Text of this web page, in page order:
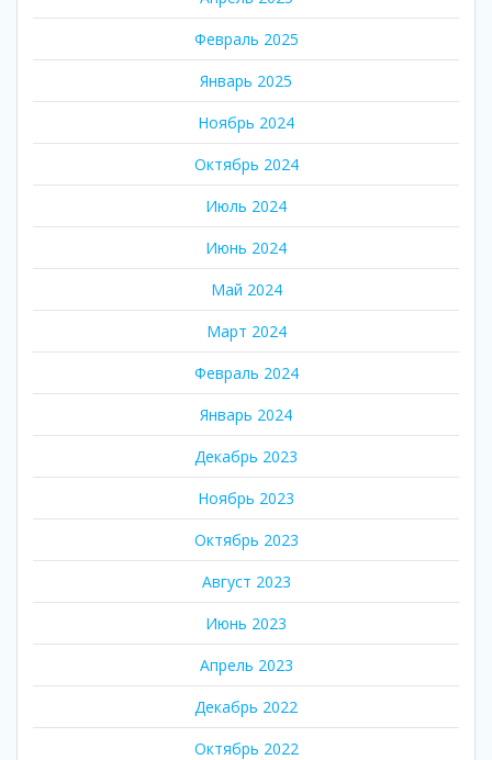
Февраль 2025
Январь 2025
Ноябрь 2024
Октябрь 2024
Июль 2024
Июнь 2024
Май 2024
Март 2024
Февраль 2024
Январь 2024
Декабрь 2023
Ноябрь 2023
Октябрь 2023
Август 2023
Июнь 2023
Апрель 2023
Декабрь 2022
Октябрь 2022